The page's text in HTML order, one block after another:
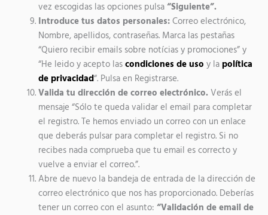
vez escogidas las opciones pulsa “Siguiente”.
Introduce tus datos personales:Correo electrónico,
Nombre, apellidos, contraseñas. Marca las pestañas
“Quiero recibir emails sobre notícias y promociones” y
“He leido y acepto las condiciones de uso y la política
de privacidad“. Pulsa en Registrarse.
Valida tu dirección de correo electrónico.Verás el
mensaje “Sólo te queda validar el email para completar
el registro. Te hemos enviado un correo con un enlace
que deberás pulsar para completar el registro. Si no
recibes nada comprueba que tu email es correcto y
vuelve a enviar el correo.”.
Abre de nuevo la bandeja de entrada de la dirección de
correo electrónico que nos has proporcionado. Deberías
tener un correo con el asunto: “Validación de email de